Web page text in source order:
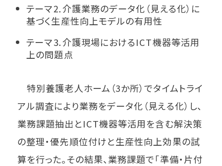
テーマ⒉介護業務のデータ化（見える化）に
基づく生産性向上モデルの有用性
テーマ⒊介護現場におけるICT機器等活用
上の問題点
特別養護老人ホーム（3か所）でタイムトライ
アル調査により業務をデータ化（見える化）し、
業務課題抽出とICT機器等活用を含む解決策
の整理・優先順位付けと生産性向上効果の試
算を行った。その結果、業務課題で「準備・片付